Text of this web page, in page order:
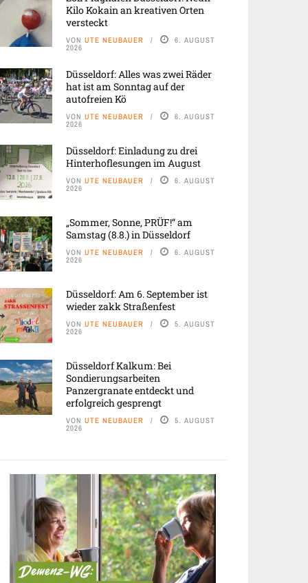
Kilo Kokain an kreativen Orten
versteckt
VON UTE NEUBAUER 6. AUGUST
2026
Düsseldorf: Alles was zwei Räder
hat ist am Sonntag auf der
autofreien Kö
VON UTE NEUBAUER 6. AUGUST
2026
Düsseldorf: Einladung zu drei
Hinterhoflesungen im August
VON UTE NEUBAUER 6. AUGUST
2026
„Sommer, Sonne, PRÜF!“ am
Samstag (8.8.) in Düsseldorf
VON UTE NEUBAUER 6. AUGUST
2026
Düsseldorf: Am 6. September ist
wieder zakk Straßenfest
VON UTE NEUBAUER 5. AUGUST
2026
Düsseldorf Kalkum: Bei
Sondierungsarbeiten
Panzergranate entdeckt und
erfolgreich gesprengt
VON UTE NEUBAUER 5. AUGUST
2026